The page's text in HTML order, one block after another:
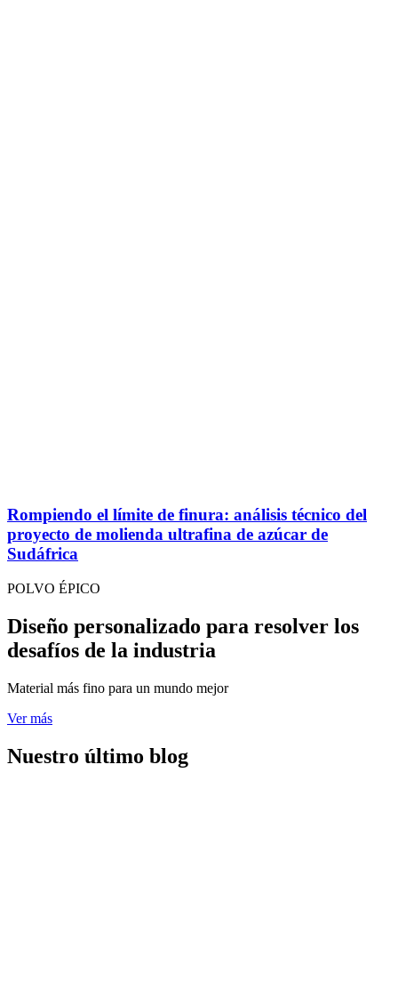
Rompiendo el límite de finura: análisis técnico del
proyecto de molienda ultrafina de azúcar de
Sudáfrica
POLVO ÉPICO
Diseño personalizado para resolver los
desafíos de la industria
Material más fino para un mundo mejor
Ver más
Nuestro último blog